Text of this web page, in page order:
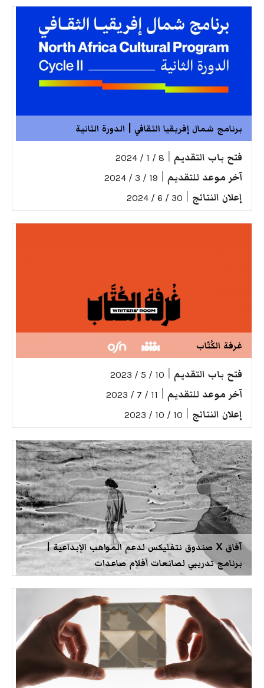
برنامج شمال إفريقيا الثقافي | الدورة الثانية
فتح باب التقديم 8 / 1 / 2024
آخر موعد للتقديم 19 / 3 / 2024
إعلان النتائج 30 / 6 / 2024
غرفة الكُتّاب
فتح باب التقديم 10 / 5 / 2023
آخر موعد للتقديم 11 / 7 / 2023
إعلان النتائج 10 / 10 / 2023
آفاق X صندوق نتفليكس لدعم المواهب الإبداعية |
برنامج تدريبي لصانعات أفلام صاعدات